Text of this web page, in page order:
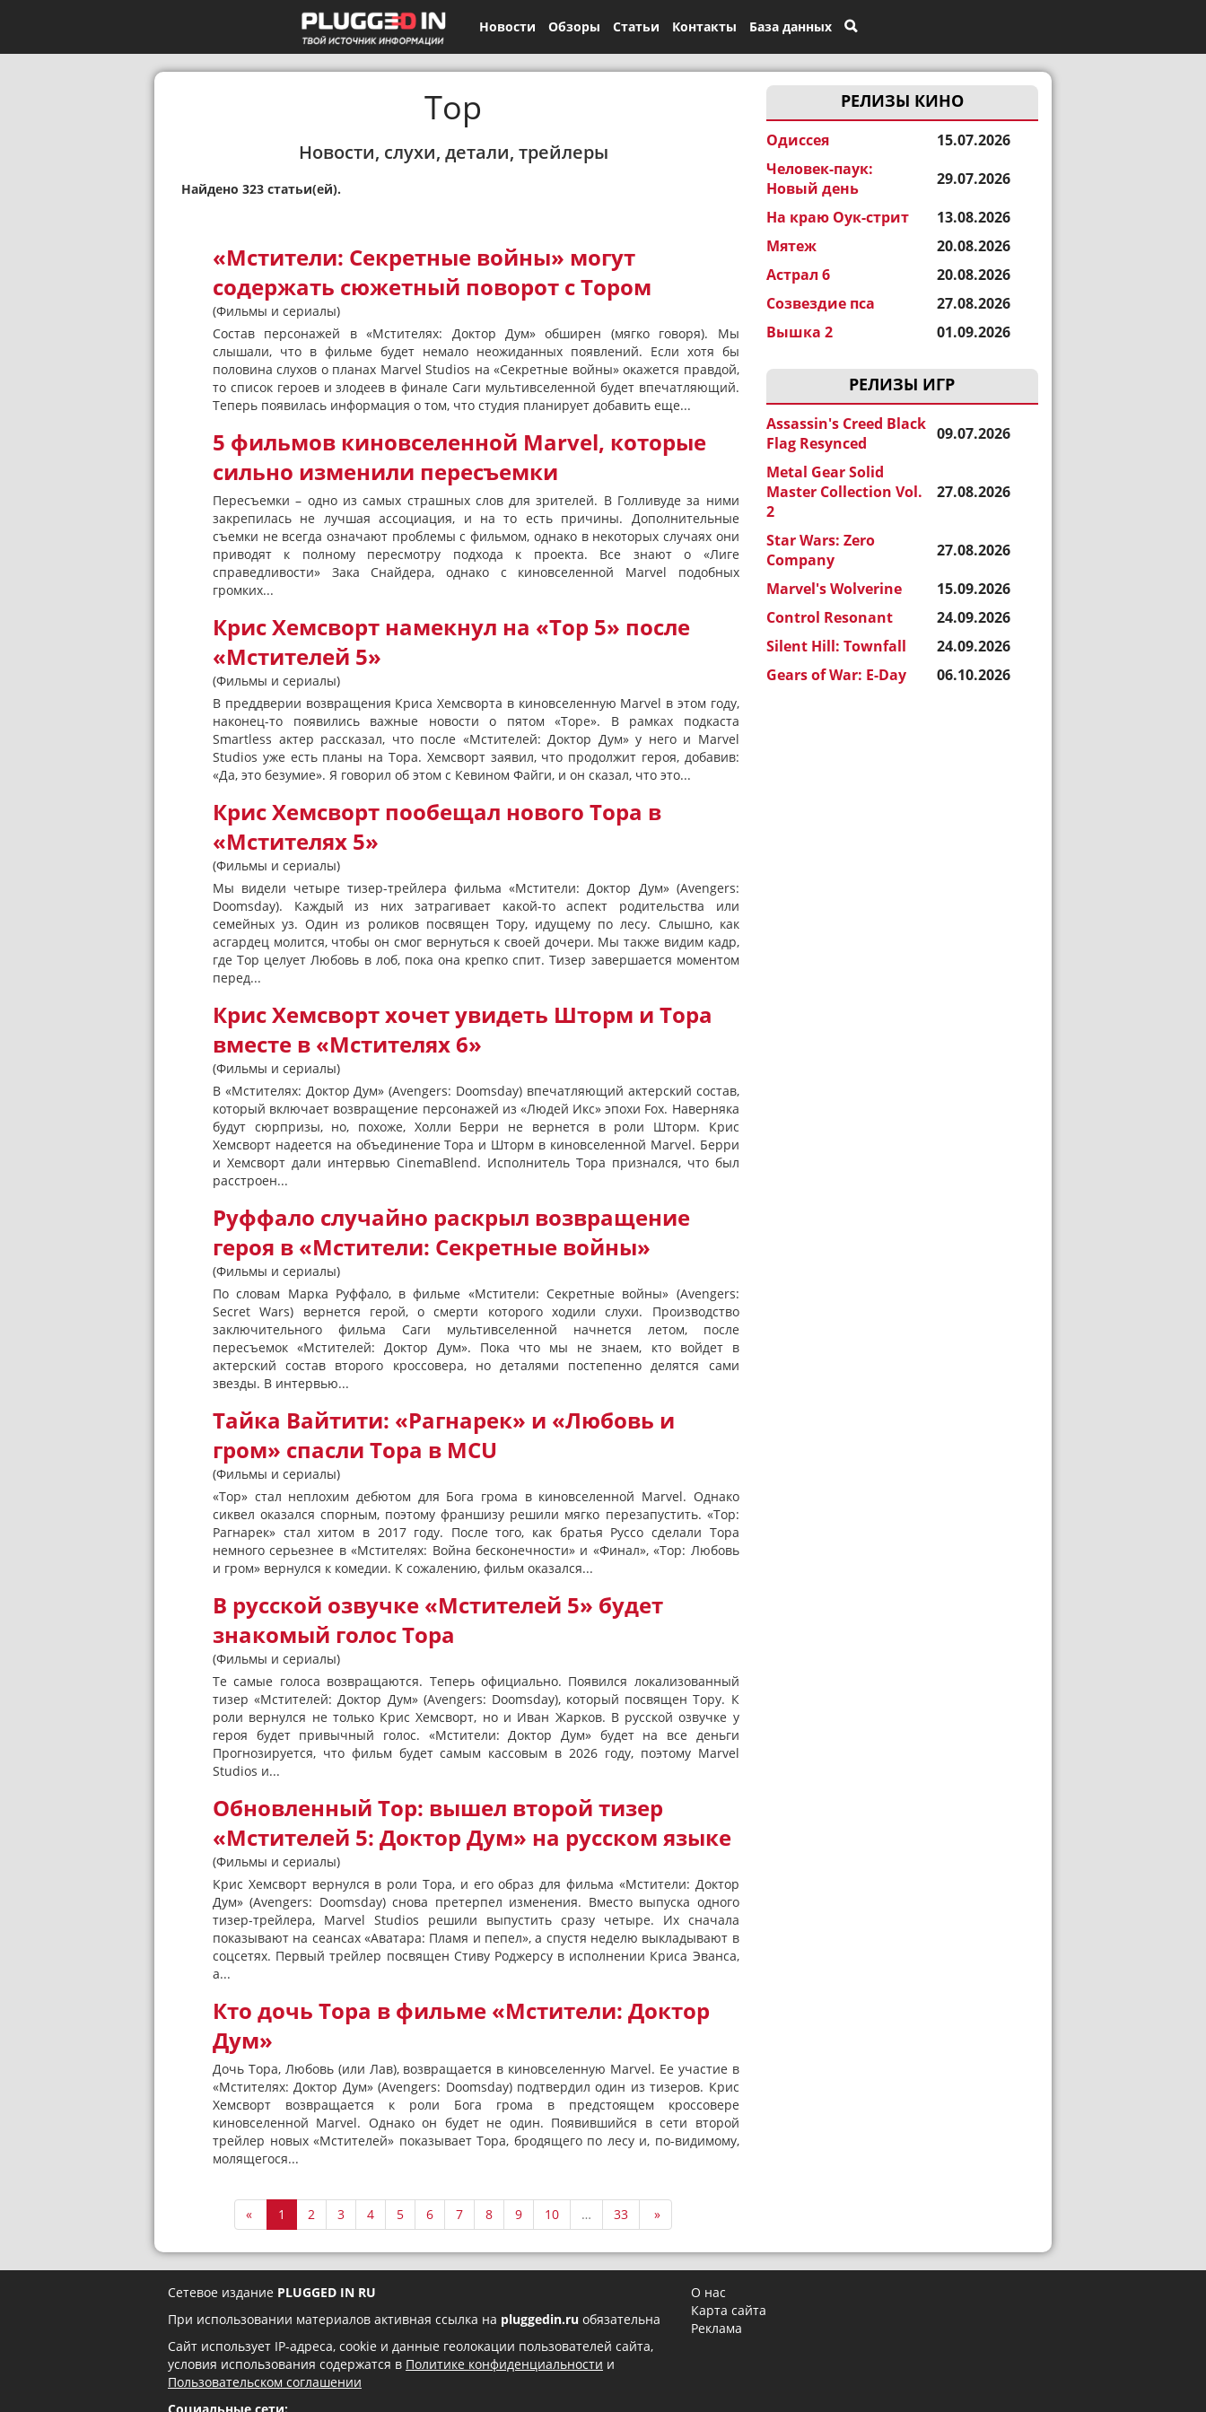
Новости Обзоры Статьи Контакты База данных
РЕЛИЗЫ КИНО
Одиссея
15.07.2026
Человек-паук:
Новый день
29.07.2026
На краю Оук-стрит
13.08.2026
Мятеж
20.08.2026
Астрал 6
20.08.2026
Созвездие пса
27.08.2026
Вышка 2
01.09.2026
РЕЛИЗЫ ИГР
Assassin's Creed Black
Flag Resynced
09.07.2026
Metal Gear Solid
Master Collection Vol.
2
27.08.2026
Star Wars: Zero
Company
27.08.2026
Marvel's Wolverine
15.09.2026
Control Resonant
24.09.2026
Silent Hill: Townfall
24.09.2026
Gears of War: E-Day
06.10.2026
Тор
Новости, слухи, детали, трейлеры
Найдено 323 статьи(ей).
«Мстители: Секретные войны» могут
содержать сюжетный поворот с Тором
(Фильмы и сериалы)
Состав персонажей в «Мстителях: Доктор Дум» обширен (мягко говоря). Мы
слышали, что в фильме будет немало неожиданных появлений. Если хотя бы
половина слухов о планах Marvel Studios на «Секретные войны» окажется правдой,
то список героев и злодеев в финале Саги мультивселенной будет впечатляющий.
Теперь появилась информация о том, что студия планирует добавить еще...
5 фильмов киновселенной Marvel, которые
сильно изменили пересъемки
Пересъемки – одно из самых страшных слов для зрителей. В Голливуде за ними
закрепилась не лучшая ассоциация, и на то есть причины. Дополнительные
съемки не всегда означают проблемы с фильмом, однако в некоторых случаях они
приводят к полному пересмотру подхода к проекта. Все знают о «Лиге
справедливости» Зака Снайдера, однако с киновселенной Marvel подобных
громких...
Крис Хемсворт намекнул на «Тор 5» после
«Мстителей 5»
(Фильмы и сериалы)
В преддверии возвращения Криса Хемсворта в киновселенную Marvel в этом году,
наконец-то появились важные новости о пятом «Торе». В рамках подкаста
Smartless актер рассказал, что после «Мстителей: Доктор Дум» у него и Marvel
Studios уже есть планы на Тора. Хемсворт заявил, что продолжит героя, добавив:
«Да, это безумие». Я говорил об этом с Кевином Файги, и он сказал, что это...
Крис Хемсворт пообещал нового Тора в
«Мстителях 5»
(Фильмы и сериалы)
Мы видели четыре тизер-трейлера фильма «Мстители: Доктор Дум» (Avengers:
Doomsday). Каждый из них затрагивает какой-то аспект родительства или
семейных уз. Один из роликов посвящен Тору, идущему по лесу. Слышно, как
асгардец молится, чтобы он смог вернуться к своей дочери. Мы также видим кадр,
где Тор целует Любовь в лоб, пока она крепко спит. Тизер завершается моментом
перед...
Крис Хемсворт хочет увидеть Шторм и Тора
вместе в «Мстителях 6»
(Фильмы и сериалы)
В «Мстителях: Доктор Дум» (Avengers: Doomsday) впечатляющий актерский состав,
который включает возвращение персонажей из «Людей Икс» эпохи Fox. Наверняка
будут сюрпризы, но, похоже, Холли Берри не вернется в роли Шторм. Крис
Хемсворт надеется на объединение Тора и Шторм в киновселенной Marvel. Берри
и Хемсворт дали интервью CinemaBlend. Исполнитель Тора признался, что был
расстроен...
Руффало случайно раскрыл возвращение
героя в «Мстители: Секретные войны»
(Фильмы и сериалы)
По словам Марка Руффало, в фильме «Мстители: Секретные войны» (Avengers:
Secret Wars) вернется герой, о смерти которого ходили слухи. Производство
заключительного фильма Саги мультивселенной начнется летом, после
пересъемок «Мстителей: Доктор Дум». Пока что мы не знаем, кто войдет в
актерский состав второго кроссовера, но деталями постепенно делятся сами
звезды. В интервью...
Тайка Вайтити: «Рагнарек» и «Любовь и
гром» спасли Тора в MCU
(Фильмы и сериалы)
«Тор» стал неплохим дебютом для Бога грома в киновселенной Marvel. Однако
сиквел оказался спорным, поэтому франшизу решили мягко перезапустить. «Тор:
Рагнарек» стал хитом в 2017 году. После того, как братья Руссо сделали Тора
немного серьезнее в «Мстителях: Война бесконечности» и «Финал», «Тор: Любовь
и гром» вернулся к комедии. К сожалению, фильм оказался...
В русской озвучке «Мстителей 5» будет
знакомый голос Тора
(Фильмы и сериалы)
Те самые голоса возвращаются. Теперь официально. Появился локализованный
тизер «Мстителей: Доктор Дум» (Avengers: Doomsday), который посвящен Тору. К
роли вернулся не только Крис Хемсворт, но и Иван Жарков. В русской озвучке у
героя будет привычный голос. «Мстители: Доктор Дум» будет на все деньги
Прогнозируется, что фильм будет самым кассовым в 2026 году, поэтому Marvel
Studios и...
Обновленный Тор: вышел второй тизер
«Мстителей 5: Доктор Дум» на русском языке
(Фильмы и сериалы)
Крис Хемсворт вернулся в роли Тора, и его образ для фильма «Мстители: Доктор
Дум» (Avengers: Doomsday) снова претерпел изменения. Вместо выпуска одного
тизер-трейлера, Marvel Studios решили выпустить сразу четыре. Их сначала
показывают на сеансах «Аватара: Пламя и пепел», а спустя неделю выкладывают в
соцсетях. Первый трейлер посвящен Стиву Роджерсу в исполнении Криса Эванса,
а...
Кто дочь Тора в фильме «Мстители: Доктор
Дум»
Дочь Тора, Любовь (или Лав), возвращается в киновселенную Marvel. Ее участие в
«Мстителях: Доктор Дум» (Avengers: Doomsday) подтвердил один из тизеров. Крис
Хемсворт возвращается к роли Бога грома в предстоящем кроссовере
киновселенной Marvel. Однако он будет не один. Появившийся в сети второй
трейлер новых «Мстителей» показывает Тора, бродящего по лесу и, по-видимому,
молящегося...
« 1 2 3 4 5 6 7 8 9 10 … 33 »
Сетевое издание PLUGGED IN RU
При использовании материалов активная ссылка на pluggedin.ru обязательна
Сайт использует IP-адреса, cookie и данные геолокации пользователей сайта,
условия использования содержатся в Политике конфиденциальности и
Пользовательском соглашении
О нас
Карта сайта
Реклама